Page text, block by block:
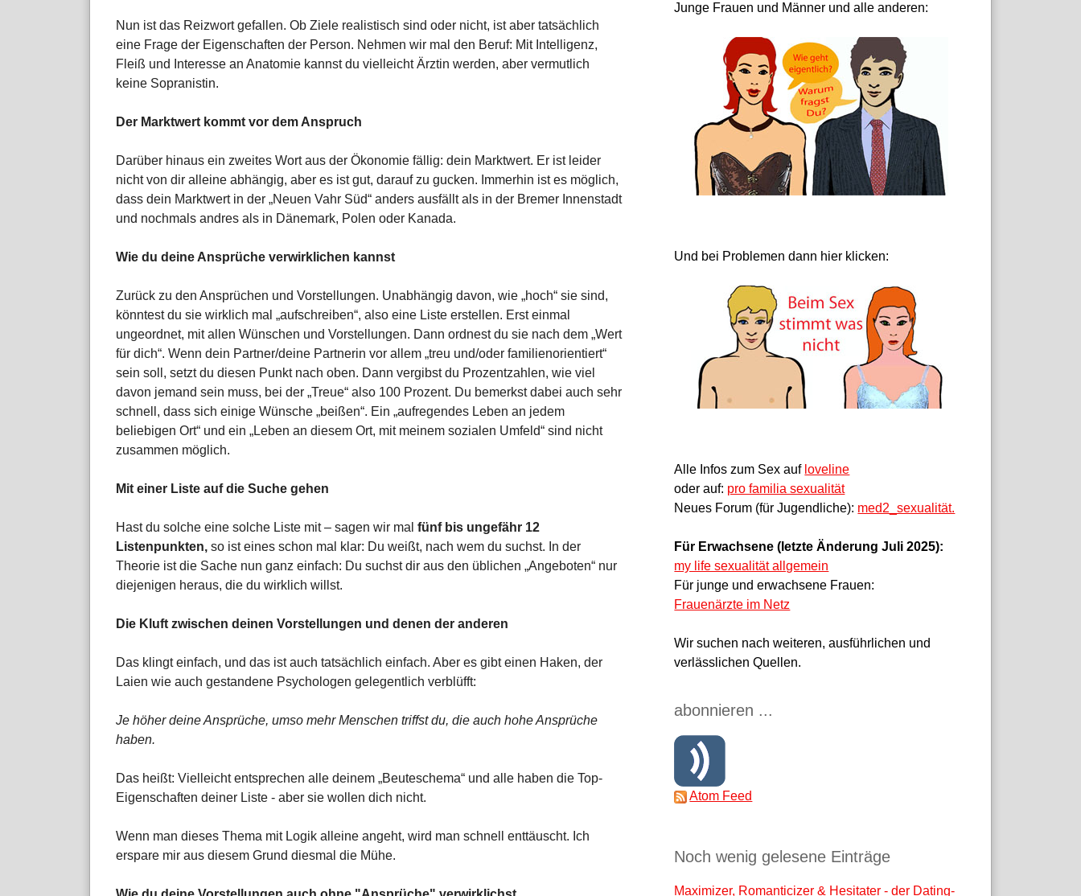
Nun ist das Reizwort gefallen. Ob Ziele realistisch sind oder nicht, ist aber tatsächlich
eine Frage der Eigenschaften der Person. Nehmen wir mal den Beruf: Mit Intelligenz,
Fleiß und Interesse an Anatomie kannst du vielleicht Ärztin werden, aber vermutlich
keine Sopranistin.
Der Marktwert kommt vor dem Anspruch
Darüber hinaus ein zweites Wort aus der Ökonomie fällig: dein Marktwert. Er ist leider
nicht von dir alleine abhängig, aber es ist gut, darauf zu gucken. Immerhin ist es möglich,
dass dein Marktwert in der „Neuen Vahr Süd“ anders ausfällt als in der Bremer Innenstadt
und nochmals andres als in Dänemark, Polen oder Kanada.
Wie du deine Ansprüche verwirklichen kannst
Zurück zu den Ansprüchen und Vorstellungen. Unabhängig davon, wie „hoch“ sie sind,
könntest du sie wirklich mal „aufschreiben“, also eine Liste erstellen. Erst einmal
ungeordnet, mit allen Wünschen und Vorstellungen. Dann ordnest du sie nach dem „Wert
für dich“. Wenn dein Partner/deine Partnerin vor allem „treu und/oder familienorientiert“
sein soll, setzt du diesen Punkt nach oben. Dann vergibst du Prozentzahlen, wie viel
davon jemand sein muss, bei der „Treue“ also 100 Prozent. Du bemerkst dabei auch sehr
schnell, dass sich einige Wünsche „beißen“. Ein „aufregendes Leben an jedem
beliebigen Ort“ und ein „Leben an diesem Ort, mit meinem sozialen Umfeld“ sind nicht
zusammen möglich.
Mit einer Liste auf die Suche gehen
Hast du solche eine solche Liste mit – sagen wir mal fünf bis ungefähr 12
Listenpunkten, so ist eines schon mal klar: Du weißt, nach wem du suchst. In der
Theorie ist die Sache nun ganz einfach: Du suchst dir aus den üblichen „Angeboten“ nur
diejenigen heraus, die du wirklich willst.
Die Kluft zwischen deinen Vorstellungen und denen der anderen
Das klingt einfach, und das ist auch tatsächlich einfach. Aber es gibt einen Haken, der
Laien wie auch gestandene Psychologen gelegentlich verblüfft:
Je höher deine Ansprüche, umso mehr Menschen triffst du, die auch hohe Ansprüche
haben.
Das heißt: Vielleicht entsprechen alle deinem „Beuteschema“ und alle haben die Top-
Eigenschaften deiner Liste - aber sie wollen dich nicht.
Wenn man dieses Thema mit Logik alleine angeht, wird man schnell enttäuscht. Ich
erspare mir aus diesem Grund diesmal die Mühe.
Junge Frauen und Männer und alle anderen:
Und bei Problemen dann hier klicken:
Alle Infos zum Sex auf loveline
oder auf: pro familia sexualität
Neues Forum (für Jugendliche): med2_sexualität.
Für Erwachsene (letzte Änderung Juli 2025):
my life sexualität allgemein
Für junge und erwachsene Frauen:
Frauenärzte im Netz
Wir suchen nach weiteren, ausführlichen und
verlässlichen Quellen.
abonnieren ...
Atom Feed
Noch wenig gelesene Einträge
Maximizer, Romanticizer & Hesitater - der Dating-